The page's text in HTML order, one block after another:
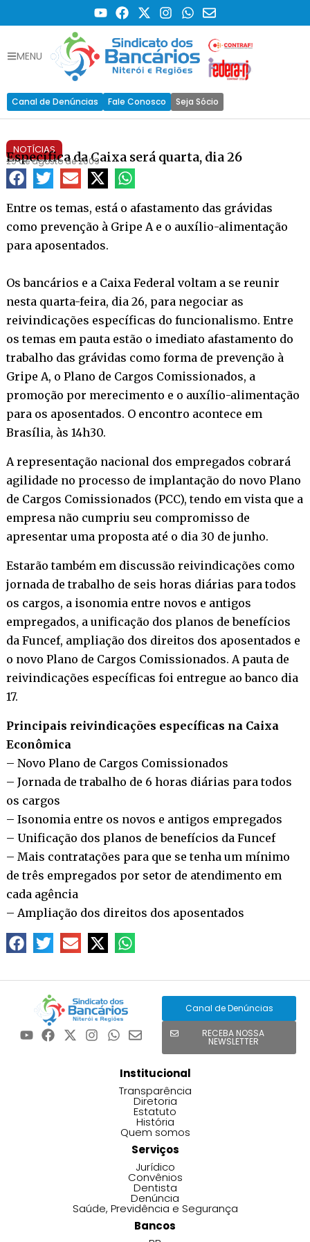
MENU
Canal de Denúncias Fale Conosco Seja Sócio
NOTÍCIAS
Específica da Caixa será quarta, dia 26
25 de agosto de 2009
Entre os temas, está o afastamento das grávidas
como prevenção à Gripe A e o auxílio-alimentação
para aposentados.
Os bancários e a Caixa Federal voltam a se reunir
nesta quarta-feira, dia 26, para negociar as
reivindicações específicas do funcionalismo. Entre
os temas em pauta estão o imediato afastamento do
trabalho das grávidas como forma de prevenção à
Gripe A, o Plano de Cargos Comissionados, a
promoção por merecimento e o auxílio-alimentação
para os aposentados. O encontro acontece em
Brasília, às 14h30.
A representação nacional dos empregados cobrará
agilidade no processo de implantação do novo Plano
de Cargos Comissionados (PCC), tendo em vista que a
empresa não cumpriu seu compromisso de
apresentar uma proposta até o dia 30 de junho.
Estarão também em discussão reivindicações como
jornada de trabalho de seis horas diárias para todos
os cargos, a isonomia entre novos e antigos
empregados, a unificação dos planos de benefícios
da Funcef, ampliação dos direitos dos aposentados e
o novo Plano de Cargos Comissionados. A pauta de
reivindicações específicas foi entregue ao banco dia
17.
Principais reivindicações específicas na Caixa
Econômica
– Novo Plano de Cargos Comissionados
– Jornada de trabalho de 6 horas diárias para todos
os cargos
– Isonomia entre os novos e antigos empregados
– Unificação dos planos de benefícios da Funcef
– Mais contratações para que se tenha um mínimo
de três empregados por setor de atendimento em
cada agência
– Ampliação dos direitos dos aposentados
Canal de Denúncias
RECEBA NOSSA
NEWSLETTER
Institucional
Transparência
Diretoria
Estatuto
História
Quem somos
Serviços
Jurídico
Convênios
Dentista
Denúncia
Saúde, Previdência e Segurança
Bancos